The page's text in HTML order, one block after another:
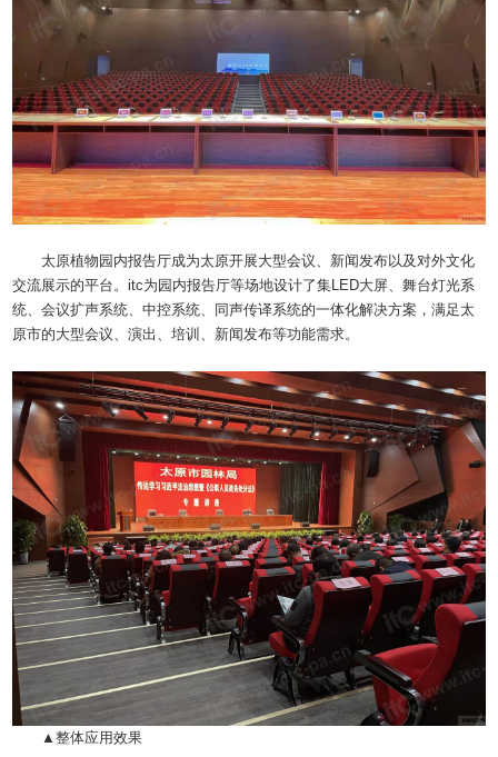
太原植物园内报告厅成为太原开展大型会议、新闻发布以及对外文化
交流展示的平台。itc为园内报告厅等场地设计了集LED大屏、舞台灯光系
统、会议扩声系统、中控系统、同声传译系统的一体化解决方案，满足太
原市的大型会议、演出、培训、新闻发布等功能需求。
▲整体应用效果